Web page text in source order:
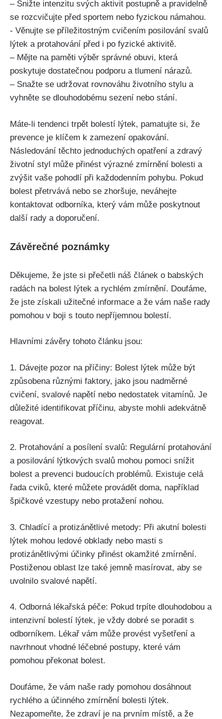
– Snižte intenzitu svých ⁤aktivit postupně a pravidelně
se‍ rozcvičujte před ​sportem​ nebo fyzickou ‍námahou.
-⁤ Věnujte se příležitostným cvičením posilování⁤ svalů
lýtek a protahování ⁣před i po fyzické aktivitě.
– ‍Mějte na ⁤paměti výběr správné ⁤obuvi, která
poskytuje dostatečnou podporu a tlumení nárazů.
– ⁢Snažte se ⁤udržovat rovnováhu životního stylu ⁤a
vyhněte se dlouhodobému sezení nebo stání.
Máte-li ⁤tendenci trpět bolestí lýtek, pamatujte si, že
prevence je⁣ klíčem k zamezení opakování.
‍Následování ⁤těchto jednoduchých opatření​ a zdravý
životní styl může přinést výrazné zmírnění bolesti‍ a
zvýšit vaše ‍pohodlí při každodenním pohybu. Pokud
bolest‍ přetrvává‌ nebo se zhoršuje,⁢ neváhejte
kontaktovat odborníka, který vám může poskytnout
další rady a doporučení.
Závěrečné poznámky
Děkujeme, že ⁣jste si přečetli náš článek o babských
radách na bolest‌ lýtek a ⁣rychlém zmírnění. Doufáme,
že jste získali užitečné informace a že vám naše rady
pomohou v boji s⁢ touto nepříjemnou bolestí.
Hlavními závěry tohoto ⁢článku jsou:
1. Dávejte pozor na příčiny: Bolest lýtek může být
způsobena různými faktory, jako jsou nadměrné
cvičení, svalové⁣ napětí nebo ⁤nedostatek vitamínů. ⁣Je
důležité‌ identifikovat příčinu, abyste mohli adekvátně⁣
reagovat.
2. Protahování‌ a posílení svalů: Regulární protahování
a posilování lýtkových svalů mohou​ pomoci snížit
⁤bolest a prevenci budoucích problémů. Existuje celá
řada⁢ cviků, které můžete provádět‌ doma, například
špičkové vzestupy nebo protažení‍ nohou.
3. Chladící a protizánětlivé metody: Při akutní ‍bolesti
lýtek mohou ledové obklady nebo masti⁣ s
protizánětlivými‌ účinky přinést okamžité zmírnění.⁤
Postiženou oblast lze také​ jemně masírovat, aby se
uvolnilo svalové napětí.
4. Odborná lékařská péče: Pokud trpíte dlouhodobou a⁤
intenzivní⁣ bolestí ⁣lýtek, ‌je vždy dobré se⁢ poradit s
odborníkem.​ Lékař ‍vám může provést vyšetření a
⁣navrhnout vhodné‌ léčebné postupy, které vám
pomohou ⁢překonat⁢ bolest.
Doufáme, že vám naše rady pomohou ⁣dosáhnout
⁣rychlého a účinného⁢ zmírnění‍ bolesti lýtek.‍
Nezapomeňte, že⁣ zdraví je ⁣na ​prvním místě, a že